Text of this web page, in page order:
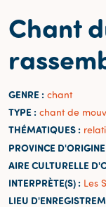
Chant
GENRE : chant
TYPE : chant de
THÉMATIQUES :
PROVINCE
AIRE CULTURELLE
INTERPRÈTE(S) : Les
LIEU